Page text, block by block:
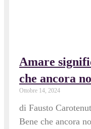
Amare
che ancora
Ottobre 14, 2024
di Fausto
Bene che ancora